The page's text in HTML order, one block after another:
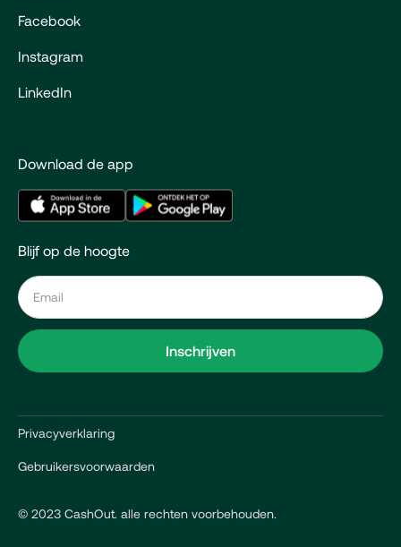
Facebook
Instagram
LinkedIn
Download de app
Blijf op de hoogte
© 2023 CashOut. alle rechten voorbehouden.
Privacyverklaring
Gebruikersvoorwaarden